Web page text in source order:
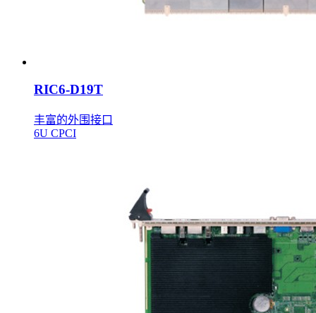
RIC6-D19T
丰富的外围接口
6U CPCI